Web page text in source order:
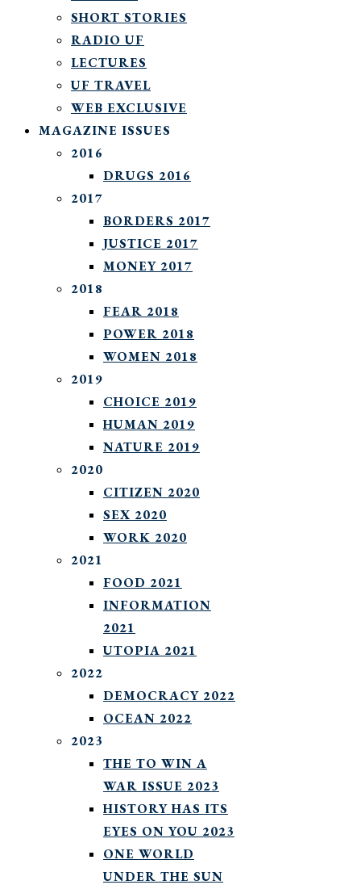
SHORT STORIES
RADIO UF
LECTURES
UF TRAVEL
WEB EXCLUSIVE
MAGAZINE ISSUES
2016
DRUGS 2016
2017
BORDERS 2017
JUSTICE 2017
MONEY 2017
2018
FEAR 2018
POWER 2018
WOMEN 2018
2019
CHOICE 2019
HUMAN 2019
NATURE 2019
2020
CITIZEN 2020
SEX 2020
WORK 2020
2021
FOOD 2021
INFORMATION
2021
UTOPIA 2021
2022
DEMOCRACY 2022
OCEAN 2022
2023
THE TO WIN A
WAR ISSUE 2023
HISTORY HAS ITS
EYES ON YOU 2023
ONE WORLD
UNDER THE SUN